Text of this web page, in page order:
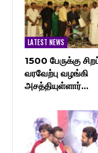
LATEST NEWS
1500 பேருக்கு
வரவேற்பு வழங்கி
அசத்தியுள்ளார்…